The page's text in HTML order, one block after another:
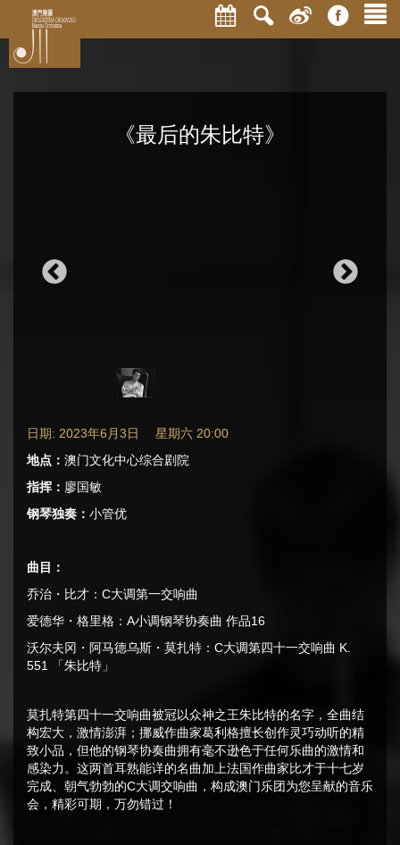
《最后的朱比特》
日期: 2023年6月3日 星期六 20:00
地点： 澳门文化中心综合剧院
指挥： 廖国敏
钢琴独奏： 小管优
曲目：
乔治・比才：C大调第一交响曲
爱德华・格里格：A小调钢琴协奏曲 作品16
沃尔夫冈・阿马德乌斯・莫扎特：C大调第四十一交响曲 K.
551 「朱比特」
莫扎特第四十一交响曲被冠以众神之王朱比特的名字，全曲结
构宏大，激情澎湃；挪威作曲家葛利格擅长创作灵巧动听的精
致小品，但他的钢琴协奏曲拥有毫不逊色于任何乐曲的激情和
感染力。这两首耳熟能详的名曲加上法国作曲家比才于十七岁
完成、朝气勃勃的C大调交响曲，构成澳门乐团为您呈献的音乐
会，精彩可期，万勿错过！